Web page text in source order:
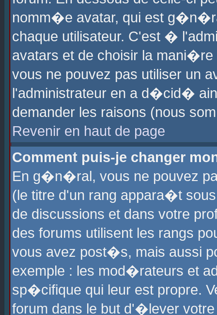
nomm�e avatar, qui est
chaque utilisateur. C'est �
avatars et de choisir la
vous ne pouvez pas utiliser un
l'administrateur en a d�cid�
demander les raisons (nous
Revenir en haut de page
Comment puis-je changer
En g�n�ral, vous ne pouvez
(le titre d'un rang appara�t
de discussions et dans votre
des forums utilisent les rangs
vous avez post�s, mais aussi
exemple : les mod�rateurs et
sp�cifique qui leur est propre.
forum dans le but d'�lever